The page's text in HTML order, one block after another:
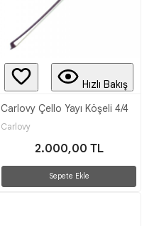
Hızlı Bakış
Carlovy Çello Yayı Köşeli 4/4
Carlovy
2.000,00 TL
Sepete Ekle